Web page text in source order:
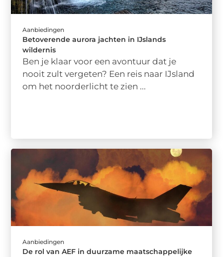
Aanbiedingen
Betoverende aurora jachten in IJslands
wildernis
Ben je klaar voor een avontuur dat je
nooit zult vergeten? Een reis naar IJsland
om het noorderlicht te zien ...
Aanbiedingen
De rol van AEF in duurzame maatschappelijke